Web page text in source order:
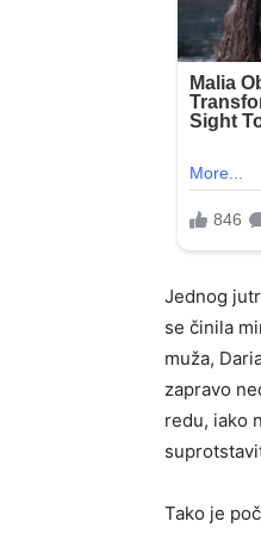
Jednog
se činila
muža,
zapravo
redu, iako
Tako je